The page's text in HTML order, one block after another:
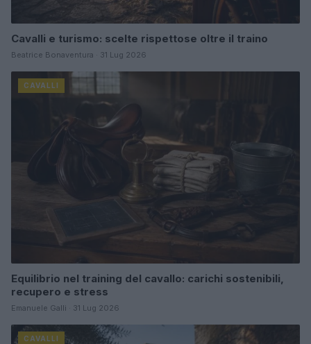
Cavalli e turismo: scelte rispettose oltre il traino
Beatrice Bonaventura · 31 Lug 2026
CAVALLI
Equilibrio nel training del cavallo: carichi sostenibili,
recupero e stress
Emanuele Galli · 31 Lug 2026
CAVALLI